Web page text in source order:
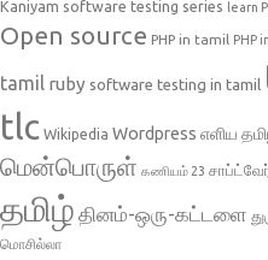
Kaniyam software testing series learn
Open source PHP in tamil PHP
tamil ruby software testing in tamil
tlc Wikipedia Wordpress எளிய
மென்பொருள் கணியம் 23
தமிழ் தினம்-ஒரு-கட்டளை
மொசில்லா